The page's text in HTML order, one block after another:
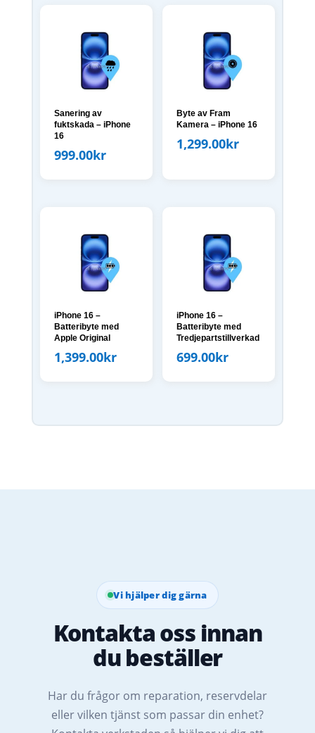
Sanering av
fuktskada – iPhone
16
999.00kr
Byte av Fram
Kamera – iPhone 16
1,299.00kr
iPhone 16 –
Batteribyte med
Apple Original
1,399.00kr
iPhone 16 –
Batteribyte med
Tredjepartstillverkad
699.00kr
Vi hjälper dig gärna
Kontakta oss innan
du beställer
Har du frågor om reparation, reservdelar
eller vilken tjänst som passar din enhet?